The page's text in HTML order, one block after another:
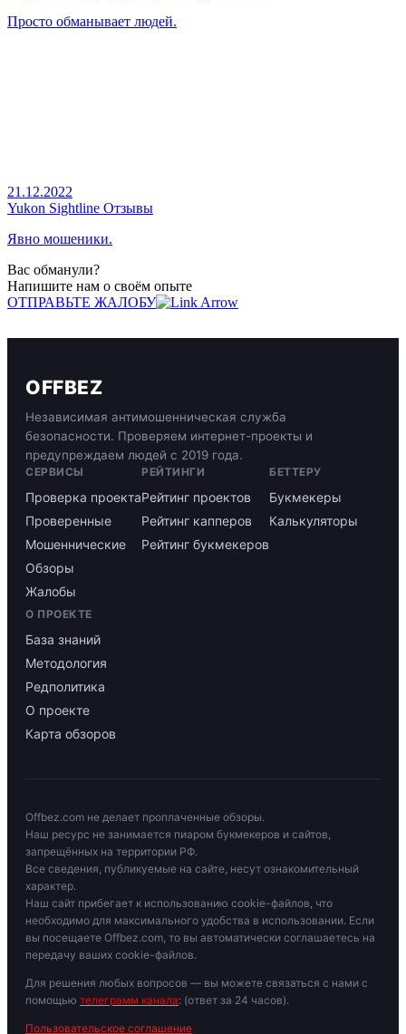
Просто обманывает людей.
21.12.2022
Yukon Sightline Отзывы
Явно мошеники.
Вас обманули?
Напишите нам о своём опыте
ОТПРАВЬТЕ ЖАЛОБУ
OFFBEZ
Независимая антимошенническая служба
безопасности. Проверяем интернет-проекты и
предупреждаем людей с 2019 года.
СЕРВИСЫ
Проверка проекта
Проверенные
Мошеннические
Обзоры
Жалобы
РЕЙТИНГИ
Рейтинг проектов
Рейтинг капперов
Рейтинг букмекеров
БЕТТЕРУ
Букмекеры
Калькуляторы
О ПРОЕКТЕ
База знаний
Методология
Редполитика
О проекте
Карта обзоров
Offbez.com не делает проплаченные обзоры.
Наш ресурс не занимается пиаром букмекеров и сайтов,
запрещённых на территории РФ.
Все сведения, публикуемые на сайте, несут ознакомительный
характер.
Наш сайт прибегает к использованию cookie-файлов, что
необходимо для максимального удобства в использовании. Если
вы посещаете Offbez.com, то вы автоматически соглашаетесь на
передачу ваших cookie-файлов.
Для решения любых вопросов — вы можете связаться с нами с
помощью телеграмм канала: (ответ за 24 часов).
Пользовательское соглашение